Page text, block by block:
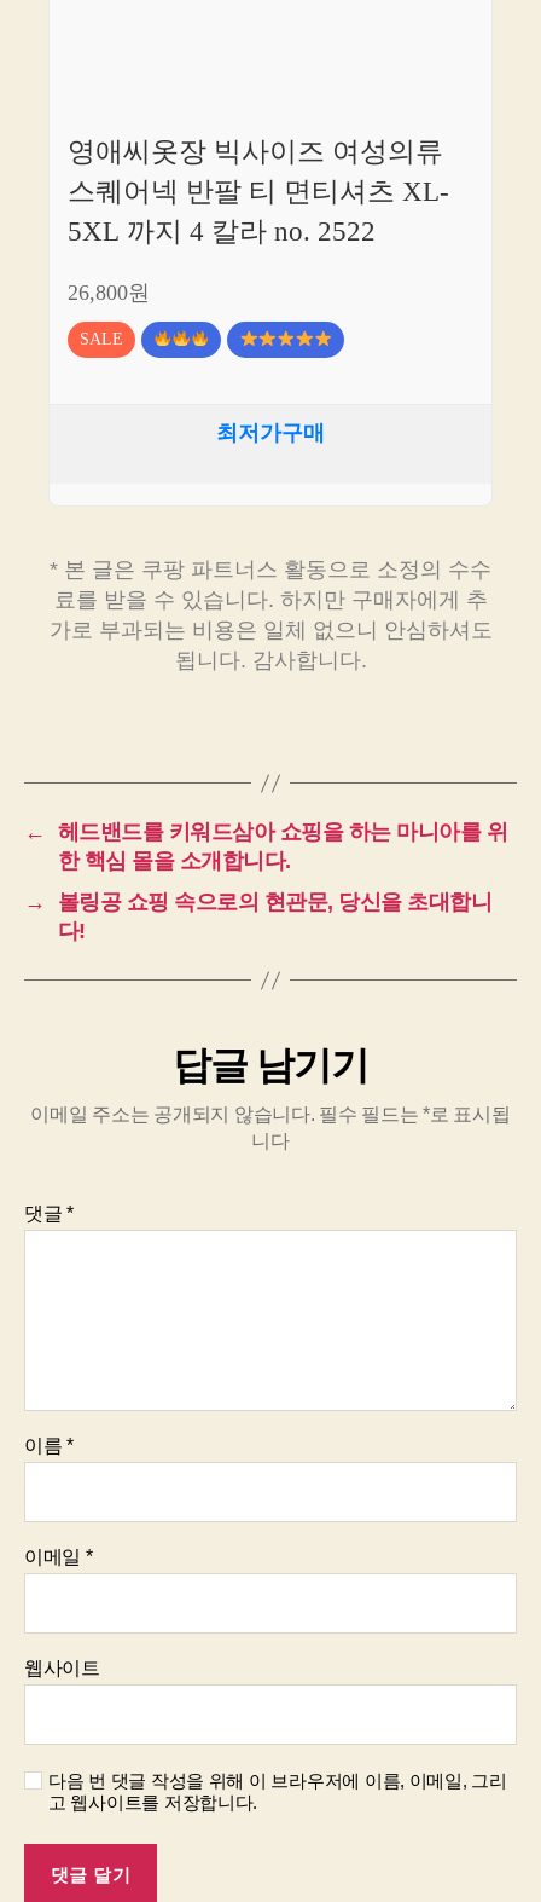
영애씨옷장 빅사이즈 여성의류
스퀘어넥 반팔 티 면티셔츠 XL-
5XL 까지 4 칼라 no. 2522
26,800원
SALE
최저가구매
* 본 글은 쿠팡 파트너스 활동으로 소정의 수수
료를 받을 수 있습니다. 하지만 구매자에게 추
가로 부과되는 비용은 일체 없으니 안심하셔도
됩니다. 감사합니다.
←
헤드밴드를 키워드삼아 쇼핑을 하는 마니아를 위
한 핵심 몰을 소개합니다.
→
볼링공 쇼핑 속으로의 현관문, 당신을 초대합니
다!
답글 남기기
이메일 주소는 공개되지 않습니다. 필수 필드는*로 표시됩
니다
댓글*
이름*
이메일 *
웹사이트
다음 번 댓글 작성을 위해 이 브라우저에 이름, 이메일, 그리
고 웹사이트를 저장합니다.